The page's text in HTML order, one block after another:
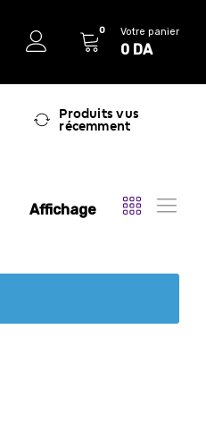
0 Votre panier
0 DA
Produits vus
récemment
Affichage